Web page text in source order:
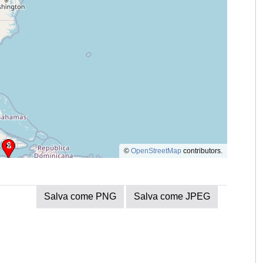
© OpenStreetMap contributors.
Salva come PNG Salva come JPEG